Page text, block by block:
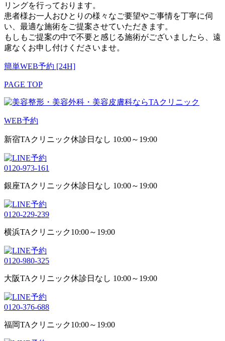
リングを行っております。
患者様お一人おひとりの様々なご要望やご事情を丁寧に伺
い、最適な施術をご提案させていただきます。
もしもご提案の中で不要と感じる施術がございましたら、遠
慮なくお申し付けくださいませ。
簡単WEB予約 [24H]
PAGE TOP
WEB予約
新宿TAクリニック休診日なし 10:00～19:00
0120-973-161
銀座TAクリニック休診日なし 10:00～19:00
0120-229-239
横浜TAクリニック10:00～19:00
0120-980-325
大阪TAクリニック休診日なし 10:00～19:00
0120-376-688
福岡TAクリニック10:00～19:00